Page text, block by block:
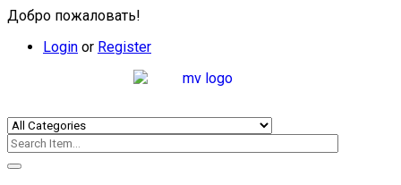
Добро пожаловать!
Login or Register